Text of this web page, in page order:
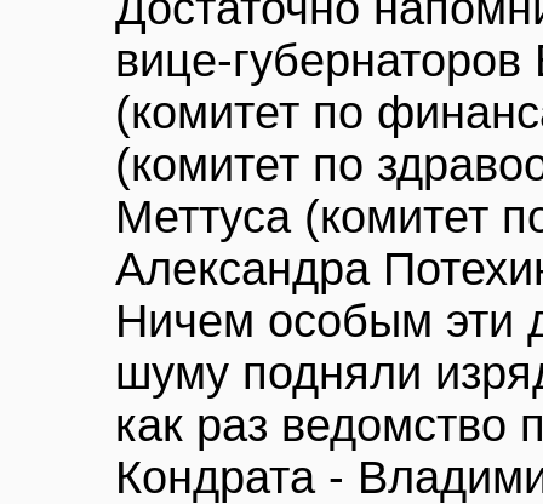
вице-
(комитет по
(комитет по
Меттуса (комитет
Александра
Ничем особым эти
шуму подняли
как раз ведомство
Кондрата -